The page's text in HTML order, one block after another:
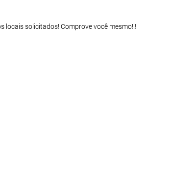
locais solicitados! Comprove você mesmo!!!